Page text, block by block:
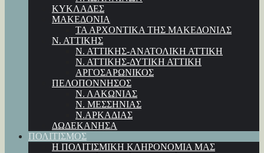
ΚΥΚΛΑΔΕΣ
ΜΑΚΕΔΟΝΙΑ
ΤΑ ΑΡΧΟΝΤΙΚΑ ΤΗΣ ΜΑΚΕΔΟΝΙΑΣ
Ν. ΑΤΤΙΚΗΣ
Ν. ΑΤΤΙΚΗΣ-ΑΝΑΤΟΛΙΚΗ ΑΤΤΙΚΗ
Ν. ΑΤΤΙΚΗΣ-ΔΥΤΙΚΗ ΑΤΤΙΚΗ
ΑΡΓΟΣΑΡΩΝΙΚΟΣ
ΠΕΛΟΠΟΝΝΗΣΟΣ
Ν. ΛΑΚΩΝΙΑΣ
Ν. ΜΕΣΣΗΝΙΑΣ
Ν.ΑΡΚΑΔΙΑΣ
ΔΩΔΕΚΑΝΗΣΑ
ΠΟΛΙΤΙΣΜΟΣ
Η ΠΟΛΙΤΙΣΜΙΚΗ ΚΛΗΡΟΝΟΜΙΑ ΜΑΣ